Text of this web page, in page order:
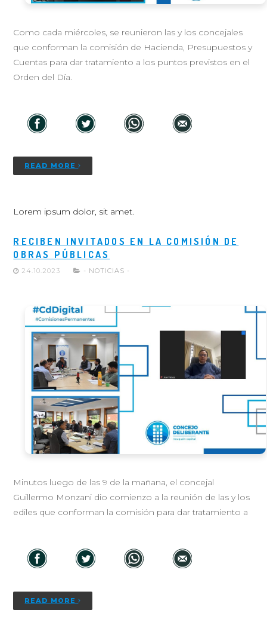
Como cada miércoles, se reunieron las y los concejales
que conforman la comisión de Hacienda, Presupuestos y
Cuentas para dar tratamiento a los puntos previstos en el
Orden del Día.
READ MORE
Lorem ipsum dolor, sit amet.
RECIBEN INVITADOS EN LA COMISIÓN DE
OBRAS PÚBLICAS
24.10.2023 - NOTICIAS -
Minutos luego de las 9 de la mañana, el concejal
Guillermo Monzani dio comienzo a la reunión de las y los
ediles que conforman la comisión para dar tratamiento a
READ MORE